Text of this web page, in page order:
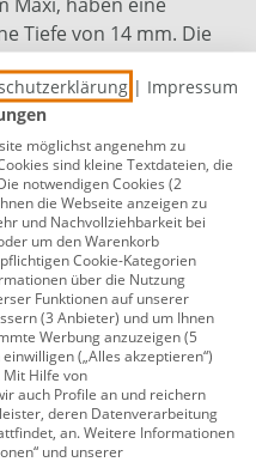
Tiefe von 14 mm. Die
für ein geräuscharmes
Verhinderung von
an der Fensterbank
Rollladenstopper,
Endleiste
diese bei einer
zu verwenden, um das
in den
Rollladensystems
Set kompatibel.
PVC-Lamellen, für
| Impressum
möglichst angenehm zu
sind kleine Textdateien, die
notwendigen Cookies (2
die Webseite anzeigen zu
und Nachvollziehbarkeit bei
um den Warenkorb
Cookie-Kategorien
über die Nutzung
Funktionen auf unserer
(3 Anbieter) und um Ihnen
Werbung anzuzeigen (5
(„Alles akzeptieren“)
Hilfe von
auch Profile an und reichern
deren Datenverarbeitung
an. Weitere Informationen
und unserer